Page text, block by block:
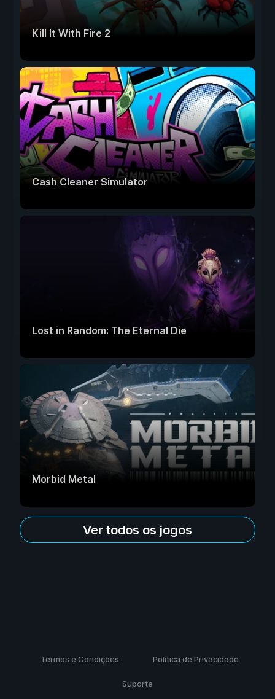
Kill It With Fire 2
Cash Cleaner Simulator
Lost in Random: The Eternal Die
Morbid Metal
Ver todos os jogos
Termos e Condições Política de Privacidade
Suporte